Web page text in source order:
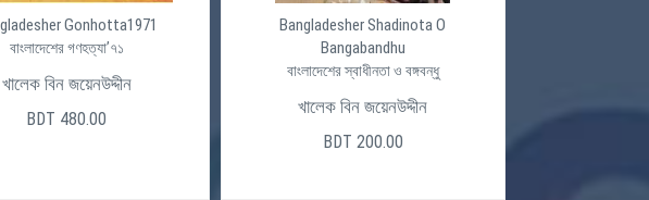
Gonhotta1971
বাংলাদেশের গণহত্যা’৭১
খালেক বিন জয়েনউদ্দীন
BDT 480.00
Bangladesher Shadinota O
Bangabandhu
বাংলাদেশের স্বাধীনতা ও বঙ্গবন্ধু
খালেক বিন জয়েনউদ্দীন
BDT 200.00